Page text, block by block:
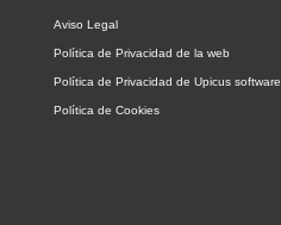
Aviso Legal
Política de Privacidad de la web
Política de Privacidad de Upicus software
Política de Cookies